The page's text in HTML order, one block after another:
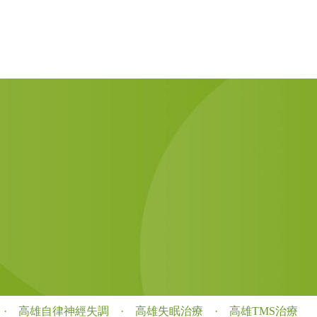
高雄自律神經失調 · 高雄失眠治療 · 高雄TMS治療